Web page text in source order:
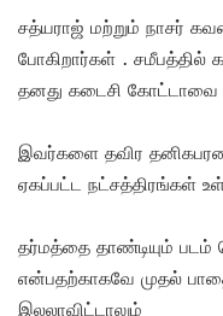
சத்யராஜ் மற்றும் நாசர்
போகிறார்கள் . சமீபத்தில்
தனது கடைசி கோட்டாவை
இவர்களை தவிர
ஏகப்பட்ட நட்சத்திரங்கள்
தர்மத்தை தாண்டியும் படம்
என்பதற்காகவே முதல்
இலலாவிட்டாலும்